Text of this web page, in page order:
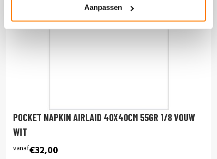
Aanpassen
POCKET NAPKIN AIRLAID 40X40CM 55GR 1/8 VOUW
WIT
vanaf€32,00